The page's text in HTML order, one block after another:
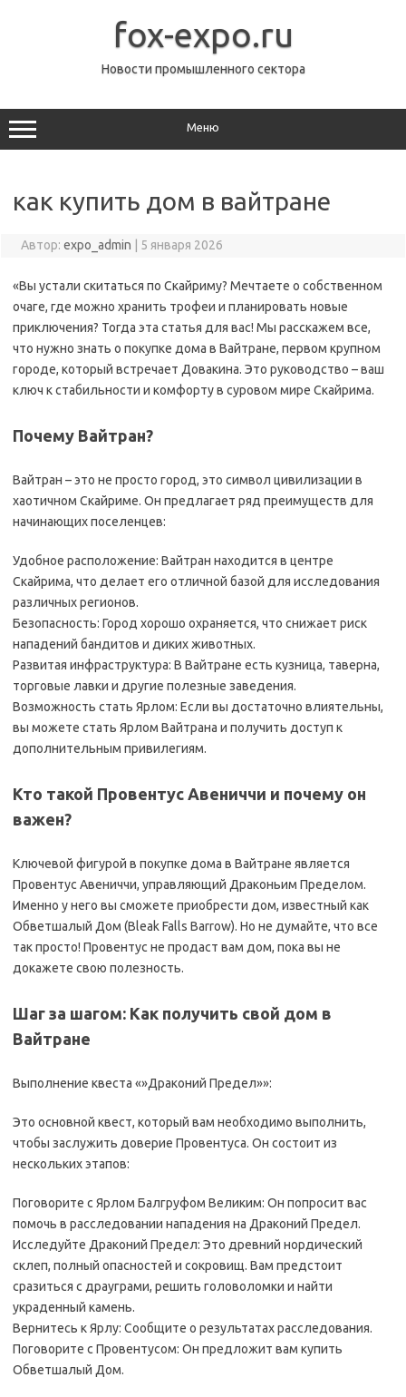
fox-expo.ru
Новости промышленного сектора
Меню
как купить дом в вайтране
Автор: expo_admin 5 января 2026
«Вы устали скитаться по Скайриму? Мечтаете о собственном
очаге, где можно хранить трофеи и планировать новые
приключения? Тогда эта статья для вас! Мы расскажем все,
что нужно знать о покупке дома в Вайтранe, первом крупном
городе, который встречает Довакина. Это руководство – ваш
ключ к стабильности и комфорту в суровом мире Скайрима.
Почему Вайтран?
Вайтран – это не просто город, это символ цивилизации в
хаотичном Скайриме. Он предлагает ряд преимуществ для
начинающих поселенцев:
Удобное расположение: Вайтран находится в центре
Скайрима, что делает его отличной базой для исследования
различных регионов.
Безопасность: Город хорошо охраняется, что снижает риск
нападений бандитов и диких животных.
Развитая инфраструктура: В Вайтранe есть кузница, таверна,
торговые лавки и другие полезные заведения.
Возможность стать Ярлом: Если вы достаточно влиятельны,
вы можете стать Ярлом Вайтранa и получить доступ к
дополнительным привилегиям.
Кто такой Провентус Авениччи и почему он
важен?
Ключевой фигурой в покупке дома в Вайтранe является
Провентус Авениччи, управляющий Драконьим Пределом.
Именно у него вы сможете приобрести дом, известный как
Обветшалый Дом (Bleak Falls Barrow). Но не думайте, что все
так просто! Провентус не продаст вам дом, пока вы не
докажете свою полезность.
Шаг за шагом: Как получить свой дом в
Вайтранe
Выполнение квеста «»Драконий Предел»»:
Это основной квест, который вам необходимо выполнить,
чтобы заслужить доверие Провентуса. Он состоит из
нескольких этапов:
Поговорите с Ярлом Балгруфом Великим: Он попросит вас
помочь в расследовании нападения на Драконий Предел.
Исследуйте Драконий Предел: Это древний нордический
склеп, полный опасностей и сокровищ. Вам предстоит
сразиться с драуграми, решить головоломки и найти
украденный камень.
Вернитесь к Ярлу: Сообщите о результатах расследования.
Поговорите с Провентусом: Он предложит вам купить
Обветшалый Дом.